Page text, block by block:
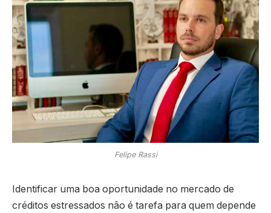
Felipe Rassi
Identificar uma boa oportunidade no mercado de
créditos estressados não é tarefa para quem depende